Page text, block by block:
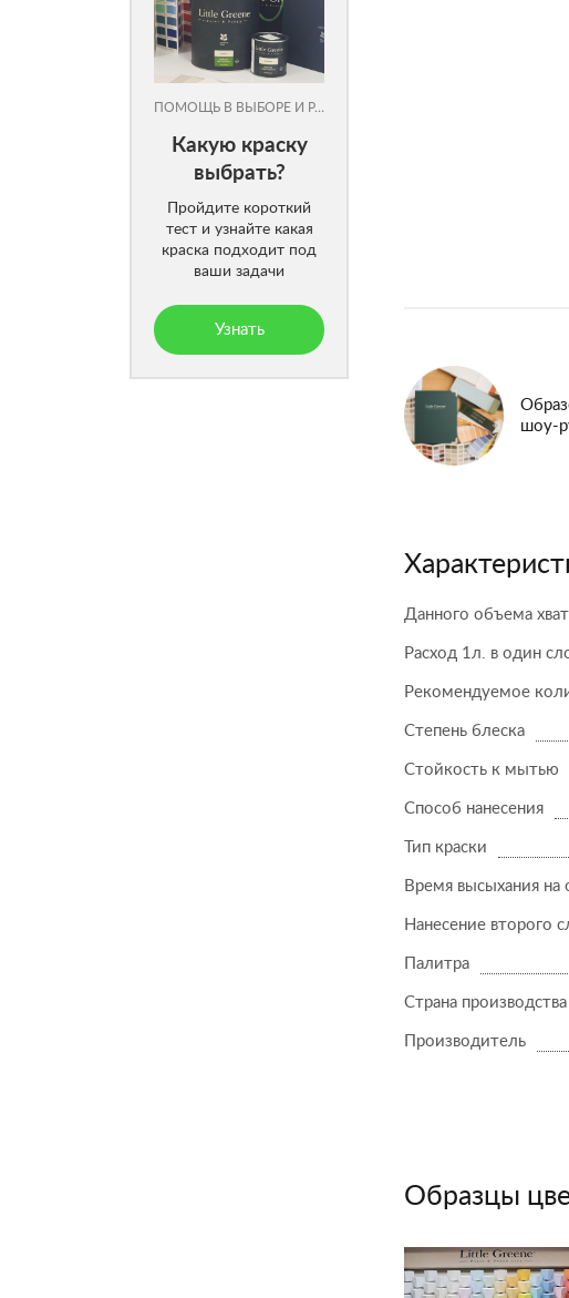
ПОМОЩЬ В ВЫБОРЕ И РАСЧЕТЕ
Какую краску
выбрать?
Пройдите короткий
тест и узнайте какая
краска подходит под
ваши задачи
Узнать
шоу-
Данного объема
Расход 1л. в один
Рекомендуемое
Степень блеска
Стойкость к мытью
Способ нанесения
Тип краски
Время высыхания на
Нанесение второго
Палитра
Страна производства
Производитель
Образцы